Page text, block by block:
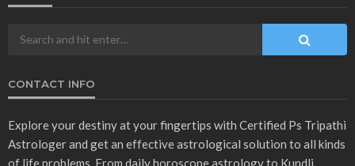
CONTACT INFO
Explore your destiny at your fingertips with Certified Ps Tripathi
Astrologer and get an effective astrological solution to all kinds
of life problems. From daily horoscope astrology to Kundli